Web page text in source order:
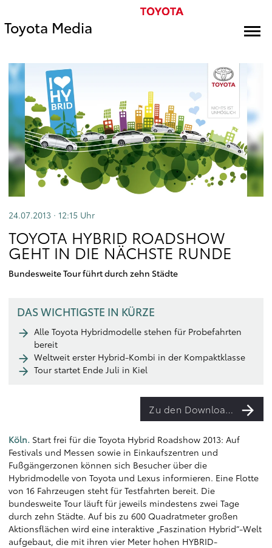
Toyota Media
24.07.2013 · 12:15 Uhr
TOYOTA HYBRID ROADSHOW
GEHT IN DIE NÄCHSTE RUNDE
Bundesweite Tour führt durch zehn Städte
DAS WICHTIGSTE IN KÜRZE
Alle Toyota Hybridmodelle stehen für Probefahrten
bereit
Weltweit erster Hybrid-Kombi in der Kompaktklasse
Tour startet Ende Juli in Kiel
Zu den Downloads
Köln. Start frei für die Toyota Hybrid Roadshow 2013: Auf
Festivals und Messen sowie in Einkaufszentren und
Fußgängerzonen können sich Besucher über die
Hybridmodelle von Toyota und Lexus informieren. Eine Flotte
von 16 Fahrzeugen steht für Testfahrten bereit. Die
bundesweite Tour läuft für jeweils mindestens zwei Tage
durch zehn Städte. Auf bis zu 600 Quadratmeter großen
Aktionsflächen wird eine interaktive „Faszination Hybrid“-Welt
aufgebaut, die mit ihren vier Meter hohen HYBRID-